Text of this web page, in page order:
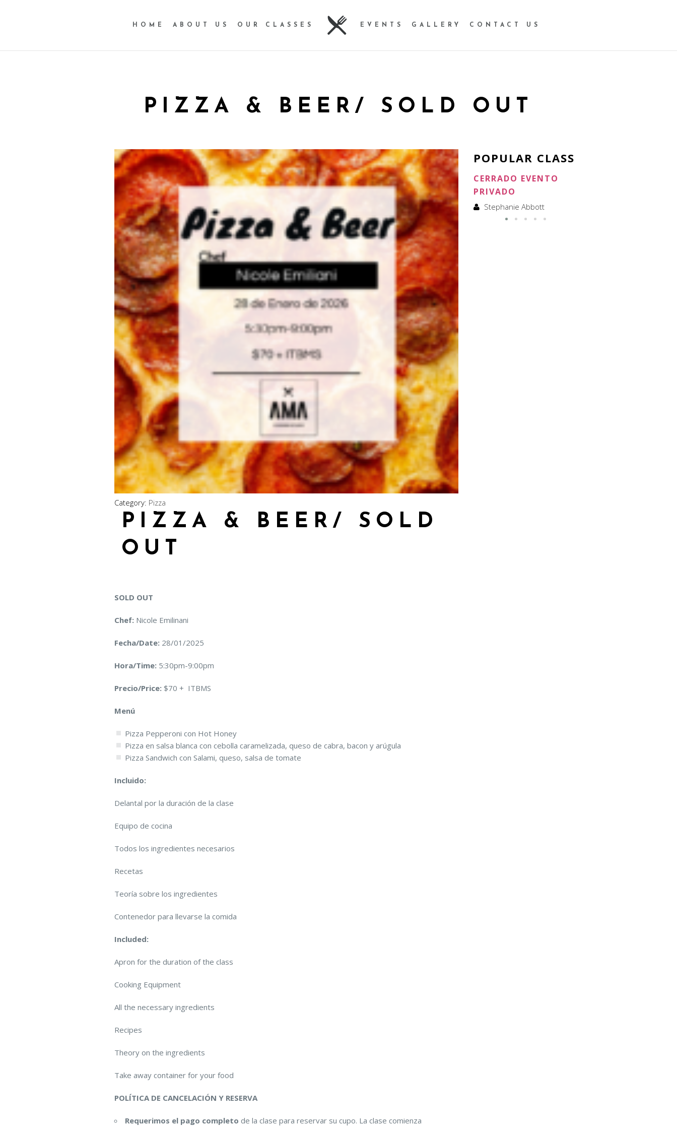
HOME ABOUT US OUR CLASSES EVENTS GALLERY CONTACT US
PIZZA & BEER/ SOLD OUT
Category: Pizza
PIZZA & BEER/ SOLD
OUT
SOLD OUT
Chef: Nicole Emilinani
Fecha/Date: 28/01/2025
Hora/Time: 5:30pm-9:00pm
Precio/Price: $70 + ITBMS
Menú
Pizza Pepperoni con Hot Honey
Pizza en salsa blanca con cebolla caramelizada, queso de cabra, bacon y arúgula
Pizza Sandwich con Salami, queso, salsa de tomate
Incluido:
Delantal por la duración de la clase
Equipo de cocina
Todos los ingredientes necesarios
Recetas
Teoría sobre los ingredientes
Contenedor para llevarse la comida
Included:
Apron for the duration of the class
Cooking Equipment
All the necessary ingredients
Recipes
Theory on the ingredients
Take away container for your food
POLÍTICA DE CANCELACIÓN Y RESERVA
Requerimos el pago completo de la clase para reservar su cupo. La clase comienza
POPULAR CLASS
CERRADO EVENTO
PRIVADO
Stephanie Abbott